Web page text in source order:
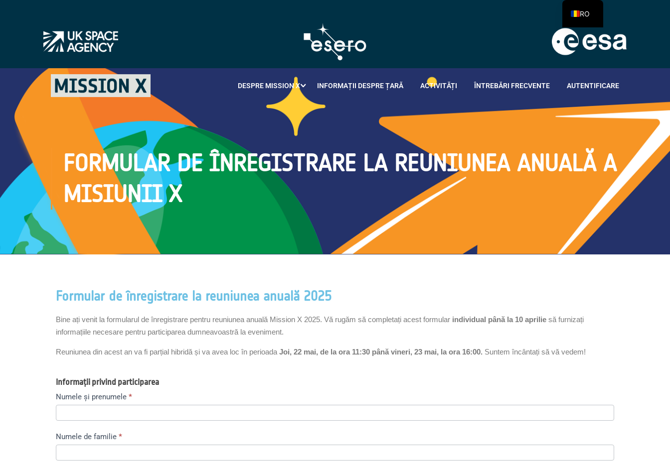
DESPRE MISSION X INFORMAȚII DESPRE ȚARĂ ACTIVITĂȚI ÎNTREBĂRI FRECVENTE AUTENTIFICARE
FORMULAR DE ÎNREGISTRARE LA REUNIUNEA ANUALĂ A
MISIUNII X
Formular de înregistrare la reuniunea anuală 2025
Bine ați venit la formularul de înregistrare pentru reuniunea anuală Mission X 2025. Vă rugăm să completați acest formular individual până la 10 aprilie să furnizați
informațiile necesare pentru participarea dumneavoastră la eveniment.
Reuniunea din acest an va fi parțial hibridă și va avea loc în perioada Joi, 22 mai, de la ora 11:30 până vineri, 23 mai, la ora 16:00. Suntem încântați să vă vedem!
anuală
MX
Informații privind participarea
Numele și prenumele *
Numele de familie *
RO